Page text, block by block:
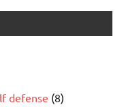
defense (8)